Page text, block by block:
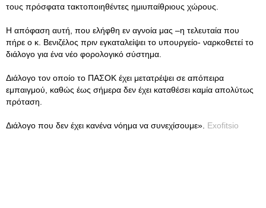
τους πρόσφατα τακτοποιηθέντες ημιυπαίθριους χώρους.
Η απόφαση αυτή, που ελήφθη εν αγνοία μας –η τελευταία που
πήρε ο κ. Βενιζέλος πριν εγκαταλείψει το υπουργείο- ναρκοθετεί το
διάλογο για ένα νέο φορολογικό σύστημα.
Διάλογο τον οποίο το ΠΑΣΟΚ έχει μετατρέψει σε απόπειρα
εμπαιγμού, καθώς έως σήμερα δεν έχει καταθέσει καμία απολύτως
πρόταση.
Διάλογο που δεν έχει κανένα νόημα να συνεχίσουμε». Exofitsio